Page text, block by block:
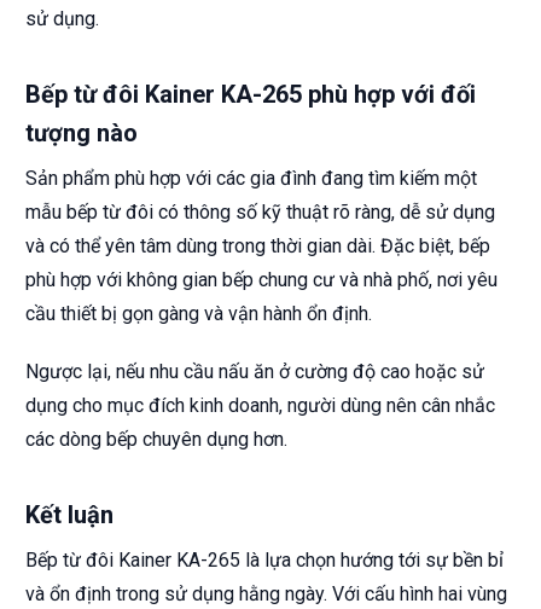
sử dụng.
Bếp từ đôi Kainer KA-265 phù hợp với đối
tượng nào
Sản phẩm phù hợp với các gia đình đang tìm kiếm một
mẫu bếp từ đôi có thông số kỹ thuật rõ ràng, dễ sử dụng
và có thể yên tâm dùng trong thời gian dài. Đặc biệt, bếp
phù hợp với không gian bếp chung cư và nhà phố, nơi yêu
cầu thiết bị gọn gàng và vận hành ổn định.
Ngược lại, nếu nhu cầu nấu ăn ở cường độ cao hoặc sử
dụng cho mục đích kinh doanh, người dùng nên cân nhắc
các dòng bếp chuyên dụng hơn.
Kết luận
Bếp từ đôi Kainer KA-265 là lựa chọn hướng tới sự bền bỉ
và ổn định trong sử dụng hằng ngày. Với cấu hình hai vùng